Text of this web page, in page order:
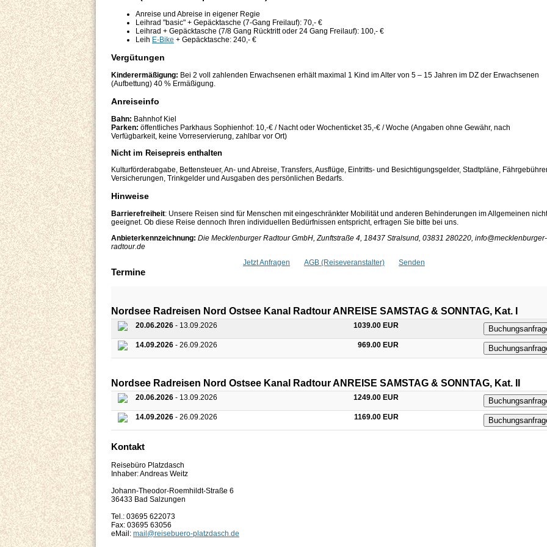
Anreise und Abreise in eigener Regie
Leihrad "basic" + Gepäcktasche (7-Gang Freilauf): 70,- €
Leihrad + Gepäcktasche (7/8 Gang Rücktritt oder 24 Gang Freilauf): 100,- €
Leih E-Bike + Gepäcktasche: 240,- €
Vergütungen
Kinderermäßigung: Bei 2 voll zahlenden Erwachsenen erhält maximal 1 Kind im Alter von 5 – 15 Jahren im DZ der Erwachsenen
(Aufbettung) 40 % Ermäßigung.
Anreiseinfo
Bahn: Bahnhof Kiel
Parken: öffentliches Parkhaus Sophienhof: 10,-€ / Nacht oder Wochenticket 35,-€ / Woche (Angaben ohne Gewähr, nach
Verfügbarkeit, keine Vorreservierung, zahlbar vor Ort)
Nicht im Reisepreis enthalten
Kulturförderabgabe, Bettensteuer, An- und Abreise, Transfers, Ausflüge, Eintritts- und Besichtigungsgelder, Stadtpläne,
Versicherungen, Trinkgelder und Ausgaben des persönlichen Bedarfs.
Hinweise
Barrierefreiheit: Unsere Reisen sind für Menschen mit eingeschränkter Mobilität und anderen Behinderungen im Allgemeinen nicht
geeignet. Ob diese Reise dennoch Ihren individuellen Bedürfnissen entspricht, erfragen Sie bitte bei uns.
Anbieterkennzeichnung: Die Mecklenburger Radtour GmbH, Zunftstraße 4, 18437 Stralsund, 03831 280220, info@mecklenburger-
radtour.de
Jetzt Anfragen
AGB (Reiseveranstalter) Senden
Termine
Nordsee Radreisen Nord Ostsee Kanal Radtour ANREISE SAMSTAG & SONNTAG, Kat. I
20.06.2026 - 13.09.2026 1039.00 EUR
14.09.2026 - 26.09.2026 969.00 EUR
Nordsee Radreisen Nord Ostsee Kanal Radtour ANREISE SAMSTAG & SONNTAG, Kat. II
20.06.2026 - 13.09.2026 1249.00 EUR
14.09.2026 - 26.09.2026 1169.00 EUR
Kontakt
Reisebüro Platzdasch
Inhaber: Andreas Weitz
Johann-Theodor-Roemhildt-Straße 6
36433 Bad Salzungen
Tel.: 03695 622073
Fax: 03695 63056
eMail: mail@reisebuero-platzdasch.de